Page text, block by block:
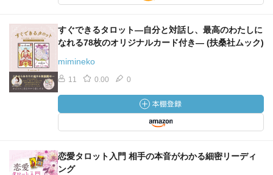
すぐできるタロット―自分と対話し、最高のわたしに
なれる78枚のオリジナルカード付き― (扶桑社ムック)
mimineko
11 0.00 0
恋愛タロット入門 相手の本音がわかる細密リーディ
ング